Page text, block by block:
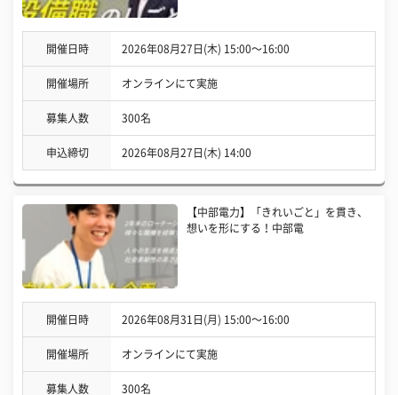
開催日時 2026年08月27日(木) 15:00〜16:00
開催場所 オンラインにて実施
募集人数 300名
申込締切 2026年08月27日(木) 14:00
【中部電力】「きれいごと」を貫き、
想いを形にする！中部電
開催日時 2026年08月31日(月) 15:00〜16:00
開催場所 オンラインにて実施
募集人数 300名